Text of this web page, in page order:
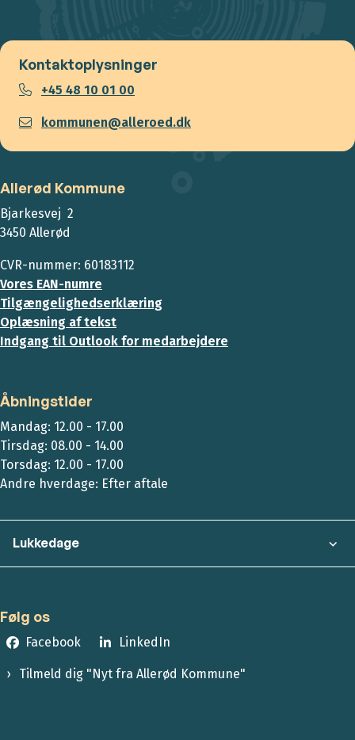
Kontaktoplysninger
+45 48 10 01 00
kommunen@alleroed.dk
Allerød Kommune
Bjarkesvej 2
3450 Allerød
CVR-nummer: 60183112
Vores EAN-numre
Tilgængelighedserklæring
Oplæsning af tekst
Indgang til Outlook for medarbejdere
Åbningstider
Mandag: 12.00 - 17.00
Tirsdag: 08.00 - 14.00
Torsdag: 12.00 - 17.00
Andre hverdage: Efter aftale
Lukkedage
Følg os
Facebook LinkedIn
Tilmeld dig "Nyt fra Allerød Kommune"